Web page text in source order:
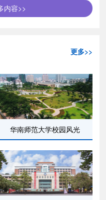
内容>>
更多>>
华南师范大学校园风光